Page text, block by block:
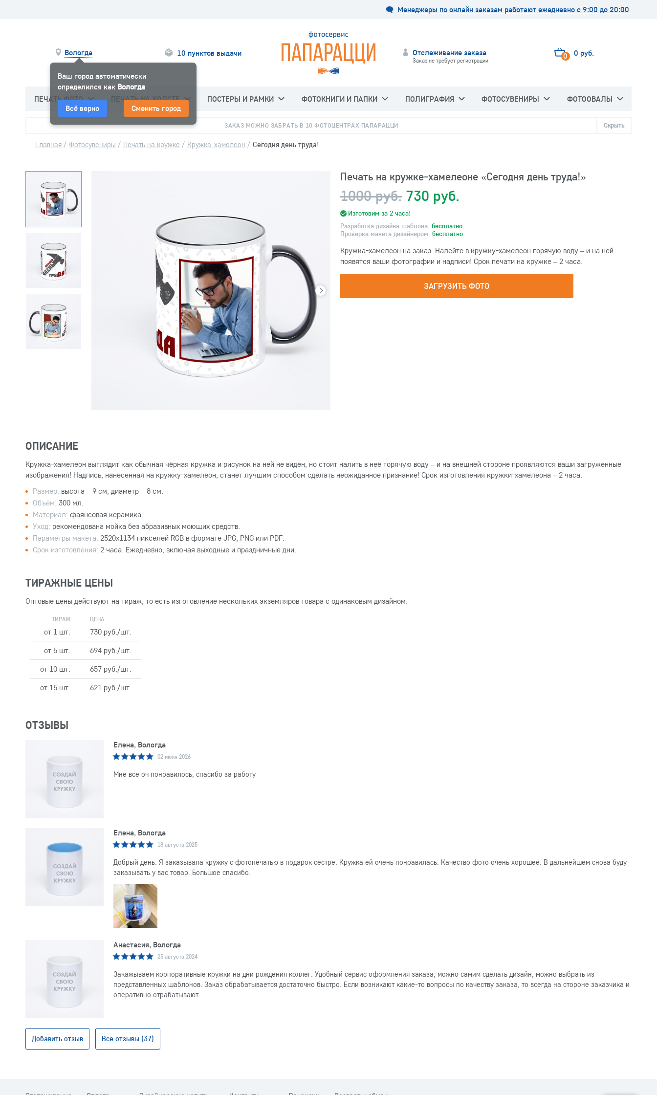
Менеджеры по онлайн заказам работают ежедневно с 9:00 до 20:00
Вологда
Ваш город автоматически
определился как Вологда
Всё верно Сменить город
10 пунктов выдачи Отслеживание заказа
Заказ не требует регистрации 0 0 руб.
ПЕЧАТЬ ФОТО ПЕЧАТЬ НА ХОЛСТЕ ПОСТЕРЫ И РАМКИ ФОТОКНИГИ И ПАПКИ ПОЛИГРАФИЯ ФОТОСУВЕНИРЫ ФОТООВАЛЫ
ЗАКАЗ МОЖНО ЗАБРАТЬ В 10 ФОТОЦЕНТРАХ ПАПАРАЦЦИ Скрыть
Главная / Фотосувениры / Печать на кружке / Кружка-хамелеон / Сегодня день труда!
Печать на кружке-хамелеоне «Сегодня день труда!»
1000 руб. 730 руб.
Изготовим за 2 часа!
Разработка дизайна шаблона: бесплатно
Проверка макета дизайнером: бесплатно
Кружка-хамелеон на заказ. Налейте в кружку-хамелеон горячую воду – и на ней
появятся ваши фотографии и надписи! Срок печати на кружке – 2 часа.
ЗАГРУЗИТЬ ФОТО
ОПИСАНИЕ
Кружка-хамелеон выглядит как обычная чёрная кружка и рисунок на ней не виден, но стоит налить в неё горячую воду – и на внешней стороне проявляются ваши загруженные
изображения! Надпись, нанесённая на кружку-хамелеон, станет лучшим способом сделать неожиданное признание! Срок изготовления кружки-хамелеона – 2 часа.
Размер: высота – 9 см, диаметр – 8 см.
Объём: 300 мл.
Материал: фаянсовая керамика.
Уход: рекомендована мойка без абразивных моющих средств.
Параметры макета: 2520x1134 пикселей RGB в формате JPG, PNG или PDF.
Срок изготовления: 2 часа. Ежедневно, включая выходные и праздничные дни.
ТИРАЖНЫЕ ЦЕНЫ
Оптовые цены действуют на тираж, то есть изготовление нескольких экземляров товара с одинаковым дизайном.
ТИРАЖ ЦЕНА
от 1 шт.
730 руб./шт.
от 5 шт.
694 руб./шт.
от 10 шт.
657 руб./шт.
от 15 шт.
621 руб./шт.
ОТЗЫВЫ
Елена, Вологда
02 июня 2026
Мне все оч понравилось, спасибо за работу
Елена, Вологда
18 августа 2025
Добрый день. Я заказывала кружку с фотопечатью в подарок сестре. Кружка ей очень понравилась. Качество фото очень хорошее. В дальнейшем снова буду
заказывать у вас товар. Большое спасибо.
Анастасия, Вологда
25 августа 2024
Закажываем корпоративные кружки на дни рождения коллег. Удобный сервис оформления заказа, можно самим сделать дизайн, можно выбрать из
представленных шаблонов. Заказ обрабатывается достаточно быстро. Если возникают какие-то вопросы по качеству заказа, то всегда на стороне заказчика и
оперативно отрабатывают.
Добавить отзыв Все отзывы (37)